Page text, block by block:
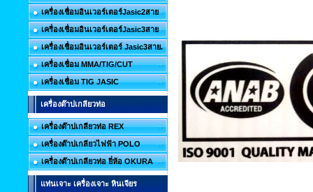
เครื่องเชื่อมอินเวอร์เตอร์Jasic2สาย
เครื่องเชื่อมอินเวอร์เตอร์Jasic3สาย
เครื่องเชื่อมอินเวอร์เตอร์ Jasic3สาย.
เครื่องเชื่อม MMA/TIG/CUT
เครื่องเชื่อม TIG JASIC
เครื่องต๊าปเกลียวท่อ
เครื่องต๊าปเกลียวท่อ REX
เครื่องต๊าปเกลียวไฟฟ้า POLO
เครื่องต๊าปเกลียวท่อ ยี่ห้อ OKURA
แท่นเจาะ เครื่องเจาะ หินเจียร